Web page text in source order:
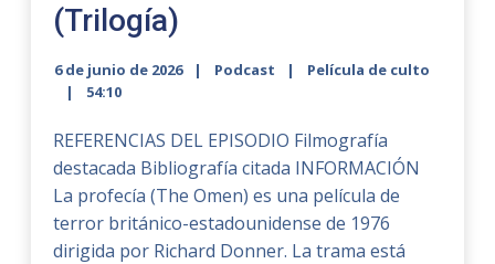
(Trilogía)
6 de junio de 2026 Podcast
Película de culto
54:10
REFERENCIAS DEL EPISODIO Filmografía
destacada Bibliografía citada INFORMACIÓN
La profecía (The Omen) es una película de
terror británico-estadounidense de 1976
dirigida por Richard Donner. La trama está